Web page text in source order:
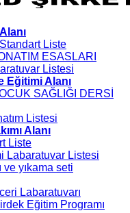
Liste
ESASLARI
Listesi
Eğitimi Alanı
SAĞLIĞI DERSİ
Listesi
Alanı
Liste
Labaratuvar Listesi
ve yıkama seti
Labaratuvarı
Eğitim Programı